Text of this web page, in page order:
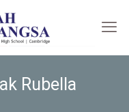
Rubella